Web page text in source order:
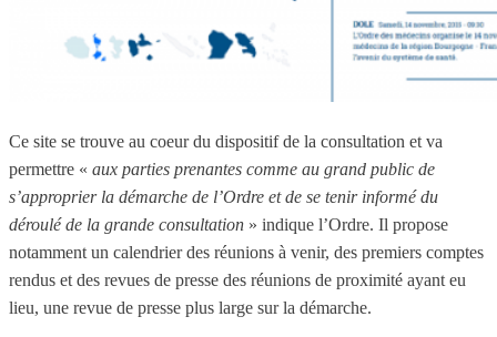
Ce site se trouve au coeur du dispositif de la consultation et va
permettre « aux parties prenantes comme au grand public de
s’approprier la démarche de l’Ordre et de se tenir informé du
déroulé de la grande consultation » indique l’Ordre. Il propose
notamment un calendrier des réunions à venir, des premiers comptes
rendus et des revues de presse des réunions de proximité ayant eu
lieu, une revue de presse plus large sur la démarche.